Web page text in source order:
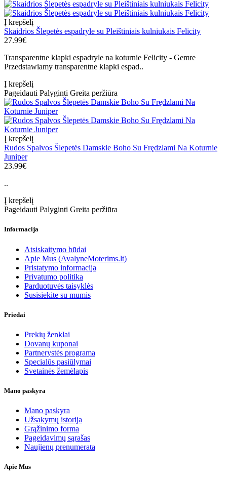
Į krepšelį
Skaidrios Šlepetės espadryle su Pleištiniais kulniukais Felicity
27.99€
Transparentne klapki espadryle na koturnie Felicity - Gemre
Przedstawiamy transparentne klapki espad..
Į krepšelį
Pageidauti Palyginti Greita peržiūra
Į krepšelį
Rudos Spalvos Šlepetės Damskie Boho Su Frędzlami Na Koturnie
Juniper
23.99€
..
Į krepšelį
Pageidauti Palyginti Greita peržiūra
Informacija
Atsiskaitymo būdai
Apie Mus (AvalyneMoterims.lt)
Pristatymo informacija
Privatumo politika
Parduotuvės taisyklės
Susisiekite su mumis
Priedai
Prekių ženklai
Dovanų kuponai
Partnerystės programa
Specialūs pasiūlymai
Svetainės žemėlapis
Mano paskyra
Mano paskyra
Užsakymų istorija
Grąžinimo forma
Pageidavimų sąrašas
Naujienų prenumerata
Apie Mus